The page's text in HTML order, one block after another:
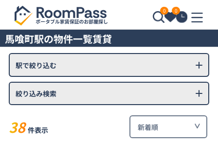
0 0
馬喰町駅の物件一覧賃貸
駅で絞り込む
絞り込み検索
38 件表示